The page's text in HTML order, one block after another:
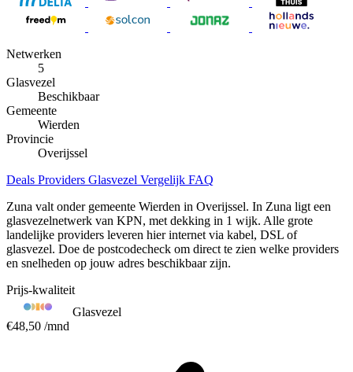
Netwerken
5
Glasvezel
Beschikbaar
Gemeente
Wierden
Provincie
Overijssel
Deals Providers Glasvezel Vergelijk FAQ
Zuna valt onder gemeente Wierden in Overijssel. In Zuna ligt een
glasvezelnetwerk van KPN, met dekking in 1 wijk. Alle grote
landelijke providers leveren hier internet via kabel, DSL of
glasvezel. Doe de postcodecheck om direct te zien welke providers
en snelheden op jouw adres beschikbaar zijn.
Prijs-kwaliteit
Glasvezel
€48,50 /mnd